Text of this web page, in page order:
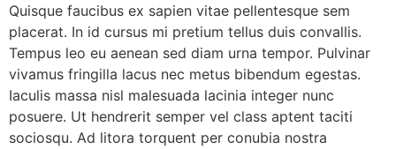
Quisque faucibus ex sapien vitae pellentesque sem
placerat. In id cursus mi pretium tellus duis convallis.
Tempus leo eu aenean sed diam urna tempor. Pulvinar
vivamus fringilla lacus nec metus bibendum egestas.
Iaculis massa nisl malesuada lacinia integer nunc
posuere. Ut hendrerit semper vel class aptent taciti
sociosqu. Ad litora torquent per conubia nostra